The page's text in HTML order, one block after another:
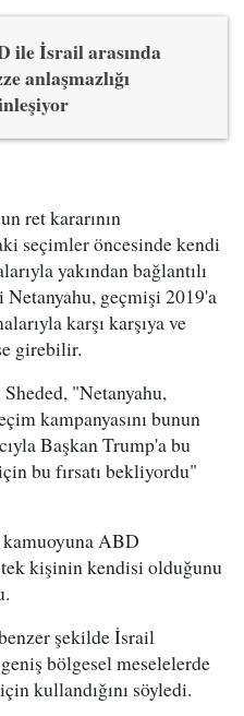
ile İsrail arasında
anlaşmazlığı
ret kararının
seçimler öncesinde kendi
yakından bağlantılı
geçmişi 2019'a
karşı karşıya ve
girebilir.
"Netanyahu,
kampanyasını bunun
Başkan Trump'a bu
bu fırsatı bekliyordu"
ABD
kişinin kendisi olduğunu
şekilde İsrail
bölgesel meselelerde
kullandığını söyledi.